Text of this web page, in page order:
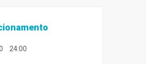
24:00